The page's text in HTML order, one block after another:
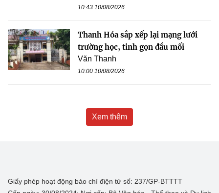
10:43 10/08/2026
Thanh Hóa sắp xếp lại mạng lưới
trường học, tinh gọn đầu mối
Văn Thanh
10:00 10/08/2026
Xem thêm
Giấy phép hoạt động báo chí điện tử số: 237/GP-BTTTT